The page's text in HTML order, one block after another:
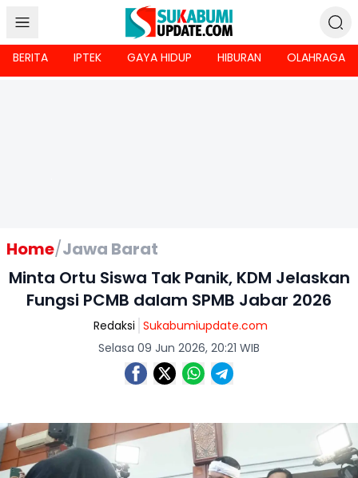
BERITA IPTEK GAYA HIDUP HIBURAN OLAHRAGA
Home/Jawa Barat
Minta Ortu Siswa Tak Panik, KDM Jelaskan
Fungsi PCMB dalam SPMB Jabar 2026
Redaksi Sukabumiupdate.com
Selasa 09 Jun 2026, 20:21 WIB